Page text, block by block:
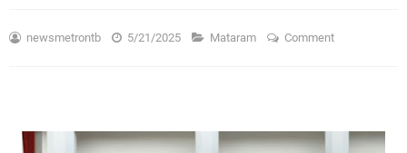
newsmetrontb 5/21/2025 Mataram Comment